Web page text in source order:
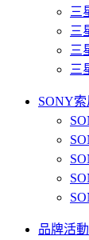
三
三
三
三
SONY索
品牌活動